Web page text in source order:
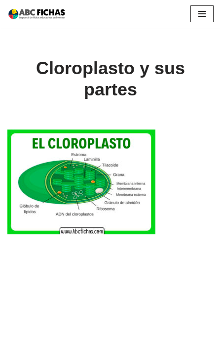
Cloroplasto y sus
partes